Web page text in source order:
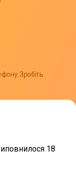
Зробіть
18